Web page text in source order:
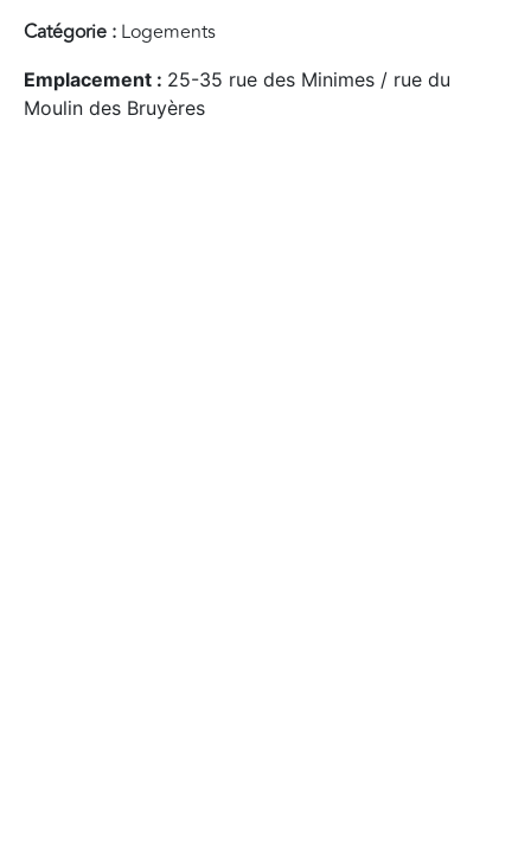
Catégorie : Logements
Emplacement : 25-35 rue des Minimes / rue du
Moulin des Bruyères